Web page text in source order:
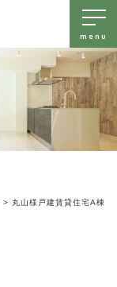
> 丸山様戸建賃貸住宅A棟